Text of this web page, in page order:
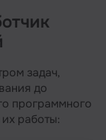
задач,
до
программного
работы: